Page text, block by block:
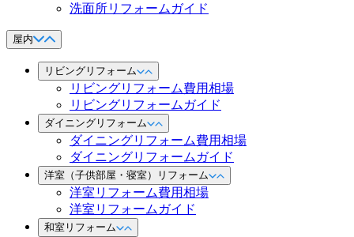
洗面所リフォームガイド
屋内
リビングリフォーム
リビングリフォーム費用相場
リビングリフォームガイド
ダイニングリフォーム
ダイニングリフォーム費用相場
ダイニングリフォームガイド
洋室（子供部屋・寝室）リフォーム
洋室リフォーム費用相場
洋室リフォームガイド
和室リフォーム